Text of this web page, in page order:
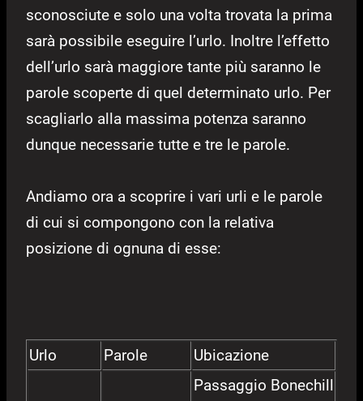
sconosciute e solo una volta trovata la prima
sarà possibile eseguire l’urlo. Inoltre l’effetto
dell’urlo sarà maggiore tante più saranno le
parole scoperte di quel determinato urlo. Per
scagliarlo alla massima potenza saranno
dunque necessarie tutte e tre le parole.
Andiamo ora a scoprire i vari urli e le parole
di cui si compongono con la relativa
posizione di ognuna di esse:
Urlo Parole Ubicazione
Passaggio Bonechill